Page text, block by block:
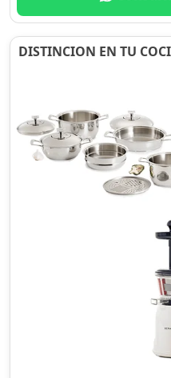
DISTINCION EN TU